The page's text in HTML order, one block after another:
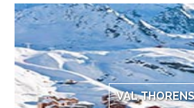
VAL THORENS